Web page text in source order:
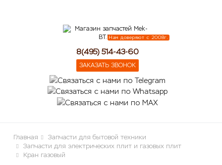
Нам доверяют с 2008г.
8(495) 514-43-60
ЗАКАЗАТЬ ЗВОНОК
Главная
Запчасти для бытовой техники
Запчасти для электрических плит и газовых плит
Кран газовый